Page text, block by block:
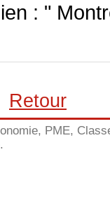
: "
Retour
PME,